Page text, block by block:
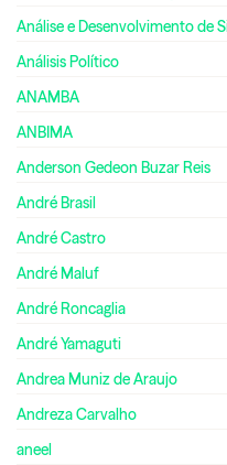
Análise e Desenvolvimento de
Análisis Político
ANAMBA
ANBIMA
Anderson Gedeon Buzar Reis
André Brasil
André Castro
André Maluf
André Roncaglia
André Yamaguti
Andrea Muniz de Araujo
Andreza Carvalho
aneel